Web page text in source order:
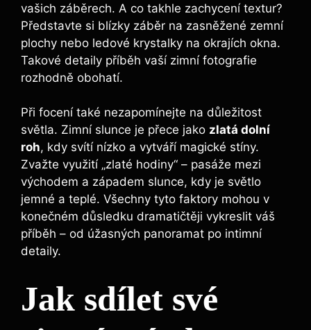
vašich záběrech. A co takhle zachycení textur?
Představte si blízky záběr na zasněžené zemní
plochy nebo ledové krystalky na okrajích okna.
Takové detaily příběh vaší zimní fotografie
rozhodně obohatí.
Při focení také nezapomínejte na důležitost
světla. Zimní slunce je přece jako zlatá dolní
roh, kdy svítí nízko a vytváří magické stíny.
Zvažte využití „zlaté hodiny“ – pasáže mezi
východem a západem slunce, kdy je světlo
jemné a teplé. Všechny tyto faktory mohou v
konečném důsledku dramatičtěji vykreslit váš
příběh – od úžasných panoramat po intimní
detaily.
Jak sdílet své